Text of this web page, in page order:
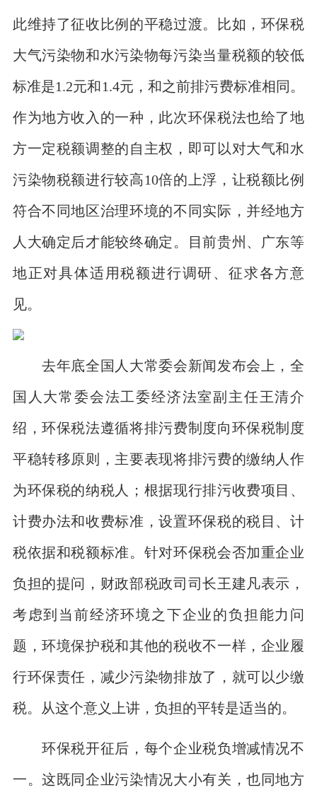
此维持了征收比例的平稳过渡。比如，环保税
大气污染物和水污染物每污染当量税额的较低
标准是1.2元和1.4元，和之前排污费标准相同。
作为地方收入的一种，此次环保税法也给了地
方一定税额调整的自主权，即可以对大气和水
污染物税额进行较高10倍的上浮，让税额比例
符合不同地区治理环境的不同实际，并经地方
人大确定后才能较终确定。目前贵州、广东等
地正对具体适用税额进行调研、征求各方意
见。
去年底全国人大常委会新闻发布会上，全
国人大常委会法工委经济法室副主任王清介
绍，环保税法遵循将排污费制度向环保税制度
平稳转移原则，主要表现将排污费的缴纳人作
为环保税的纳税人；根据现行排污收费项目、
计费办法和收费标准，设置环保税的税目、计
税依据和税额标准。针对环保税会否加重企业
负担的提问，财政部税政司司长王建凡表示，
考虑到当前经济环境之下企业的负担能力问
题，环境保护税和其他的税收不一样，企业履
行环保责任，减少污染物排放了，就可以少缴
税。从这个意义上讲，负担的平转是适当的。
环保税开征后，每个企业税负增减情况不
一。这既同企业污染情况大小有关，也同地方